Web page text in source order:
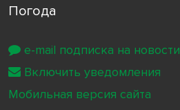
Погода
e-mail подписка на новости
Включить уведомления
Мобильная версия сайта